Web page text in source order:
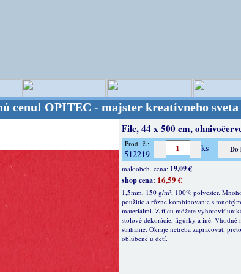
OPITEC - majster kreatívneho sveta -
Filc, 44 x 500 cm,
Prod. č.:
512219
ks
maloobch. cena:19,09 €
shop cena: 16,59 €
1,5mm, 150 g/m², 100% polyester.
použitie a rôzne kombinovanie s
materiálmi. Z filcu môžete vyhotoviť
stolové dekorácie, figúrky a iné. Vhodné
strihanie. Okraje netreba zapracovat,
oblúbené u detí.